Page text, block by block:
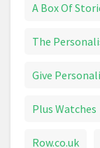
A Box Of
The
Give
Plus Watches
Row.co.uk